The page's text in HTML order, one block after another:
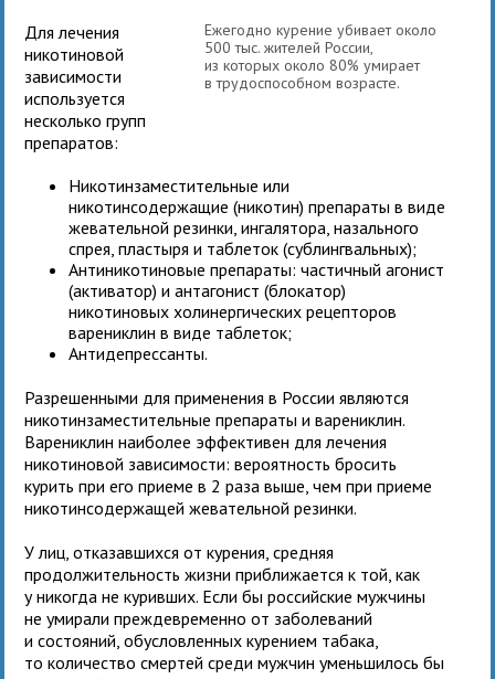
Ежегодно курение убивает около
500 тыс. жителей России,
из которых около 80% умирает
в трудоспособном возрасте.
Для лечения
никотиновой
зависимости
используется
несколько групп
препаратов:
Никотинзаместительные или
никотинсодержащие (никотин) препараты в виде
жевательной резинки, ингалятора, назального
спрея, пластыря и таблеток (сублингвальных);
Антиникотиновые препараты: частичный агонист
(активатор) и антагонист (блокатор)
никотиновых холинергических рецепторов
варениклин в виде таблеток;
Антидепрессанты.
Разрешенными для применения в России являются
никотинзаместительные препараты и варениклин.
Варениклин наиболее эффективен для лечения
никотиновой зависимости: вероятность бросить
курить при его приеме в 2 раза выше, чем при приеме
никотинсодержащей жевательной резинки.
У лиц, отказавшихся от курения, средняя
продолжительность жизни приближается к той, как
у никогда не куривших. Если бы российские мужчины
не умирали преждевременно от заболеваний
и состояний, обусловленных курением табака,
то количество смертей среди мужчин уменьшилось бы